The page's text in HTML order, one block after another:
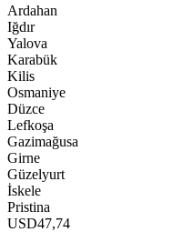
Ardahan
Iğdır
Yalova
Karabük
Kilis
Osmaniye
Düzce
Lefkoşa
Gazimağusa
Girne
Güzelyurt
İskele
Pristina
USD47,74